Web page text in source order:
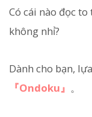
Có cái nào đọc
không nhỉ?
Dành cho bạn,
『Ondoku』 。